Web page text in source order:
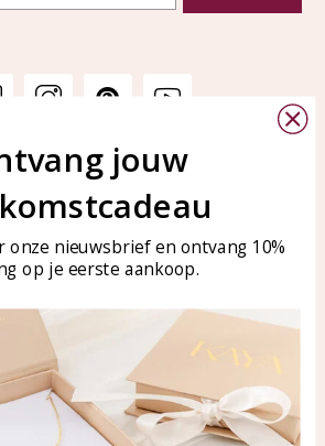
KAYA Sieraden
Bellen of WhatsApp Ma-Vr
tussen 09:00-17:00
Tel: 0850003187
WhatsApp: 0850003187
klantenservice@kayasierade
KAYA Sieraden
jouw
onze nieuwsbrief en ontvang 10%
op je eerste aankoop.